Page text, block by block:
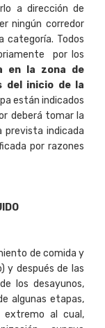
a dirección de
ningún corredor
categoría. Todos
por los
en la zona de
del inicio de la
están indicados
deberá tomar la
indicada
por razones
de comida y
y después de las
los desayunos,
algunas etapas,
extremo al cual,